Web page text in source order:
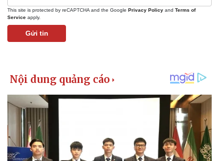
This site is protected by reCAPTCHA and the Google Privacy Policy and Terms of
Service apply.
Gửi tin